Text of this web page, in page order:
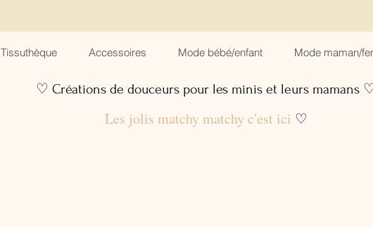
Tissuthèque Accessoires Mode bébé/enfant Mode maman/
♡ Créations de douceurs pour les minis et leurs mamans
Les jolis matchy matchy c'est ici ♡